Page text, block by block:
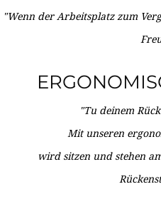
"Wenn der Arbeitsplatz zum
"Tu deinem
Mit unseren
wird sitzen und stehen